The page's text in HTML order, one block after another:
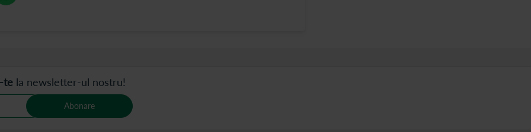
te la newsletter-ul nostru!
Abonare